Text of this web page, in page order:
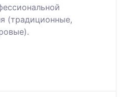
(традиционные,